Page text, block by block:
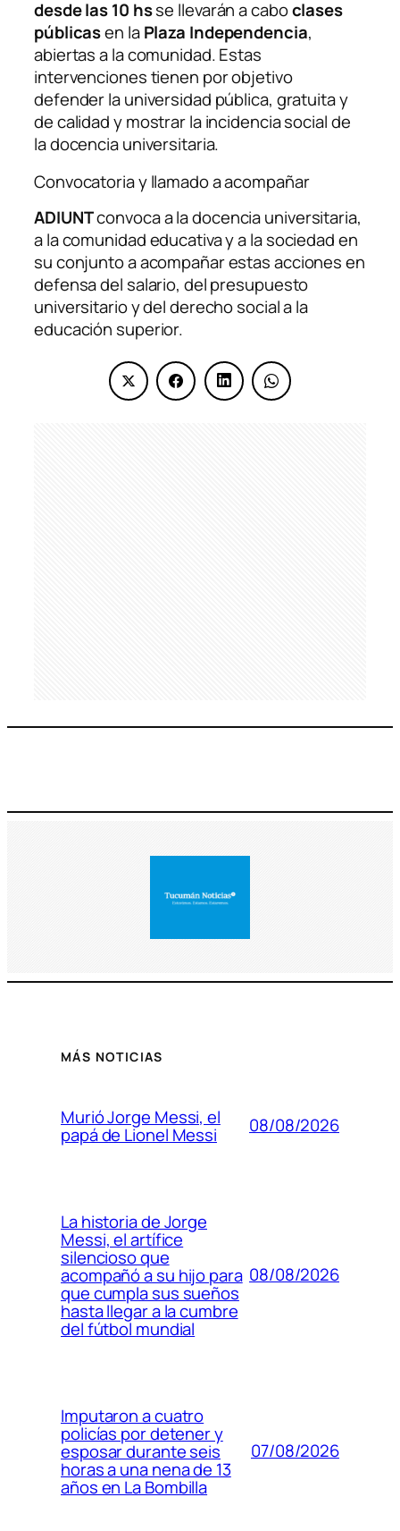
desde las 10 hsse llevarán a caboclases
públicasen laPlaza Independencia,
abiertas a la comunidad. Estas
intervenciones tienen por objetivo
defender la universidad pública, gratuita y
de calidad y mostrar la incidencia social de
la docencia universitaria.
Convocatoria y llamado a acompañar
ADIUNTconvoca a la docencia universitaria,
a la comunidad educativa y a la sociedad en
su conjunto a acompañar estas acciones en
defensa del salario, del presupuesto
universitario y del derecho social a la
educación superior.
MÁS NOTICIAS
Murió Jorge Messi, el
papá de Lionel Messi 08/08/2026
La historia de Jorge
Messi, el artífice
silencioso que
acompañó a su hijo para
que cumpla sus sueños
hasta llegar a la cumbre
del fútbol mundial
08/08/2026
Imputaron a cuatro
policías por detener y
esposar durante seis
horas a una nena de 13
años en La Bombilla
07/08/2026